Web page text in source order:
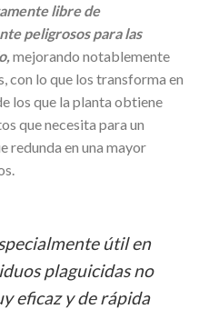
libre de
peligrosos para las
mejorando notablemente
con lo que los transforma en
los que la planta obtiene
que necesita para un
redunda en una mayor
útil en
plaguicidas no
eficaz y de rápida